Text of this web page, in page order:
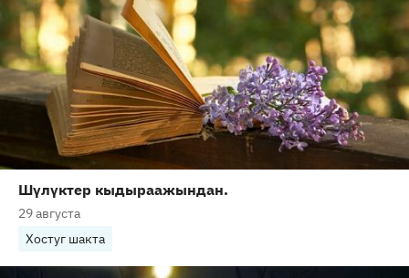
Шүлүктер кыдыраажындан.
29 августа
Хостуг шакта